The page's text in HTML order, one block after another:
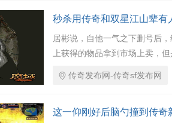
秒杀用传奇和双星江山辈有
居彬说，自他一气之下删号后
上获得的物品拿到市场上卖，
传奇发布网-传奇sf发布网
这一仰刚好后脑勺撞到传奇